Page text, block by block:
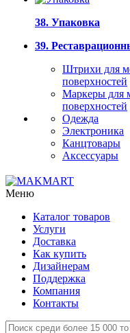
38. Упаковка
39.
Штрихи для
поверхностей
Маркеры для
поверхностей
Одежда
Электроника
Канцтовары
Аксессуары
Меню
Каталог товаров
Услуги
Доставка
Как купить
Дизайнерам
Поддержка
Компания
Контакты